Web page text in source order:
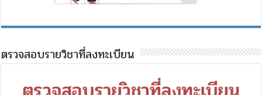
ตรวจสอบรายวิชาที่ลงทะเบียน